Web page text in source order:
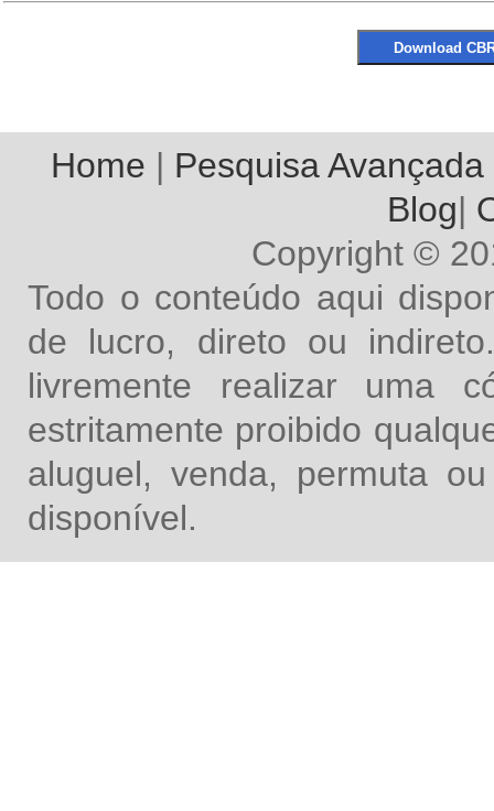
Home | Pesquisa Avançada
Blog|
Copyright ©
Todo o conteúdo aqui
de lucro, direto ou
livremente realizar uma
estritamente proibido
aluguel, venda, permuta
disponível.